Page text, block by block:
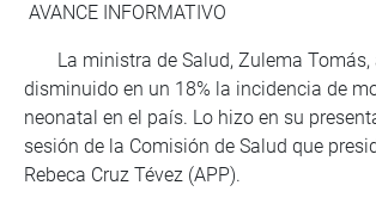
AVANCE INFORMATIVO
La ministra de Salud, Zulema Tomás,
disminuido en un 18% la incidencia de
neonatal en el país. Lo hizo en su
sesión de la Comisión de Salud que
Rebeca Cruz Tévez (APP).